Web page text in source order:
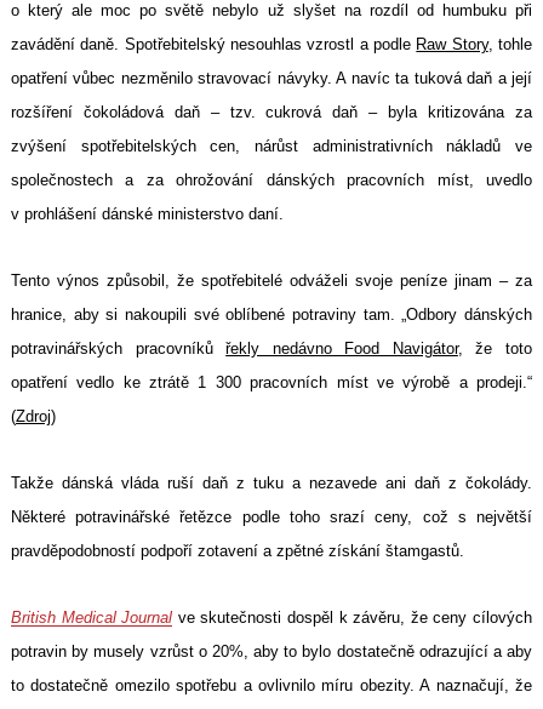
o který ale moc po světě nebylo už slyšet na rozdíl od humbuku při
zavádění daně. Spotřebitelský nesouhlas vzrostl a podle Raw Story, tohle
opatření vůbec nezměnilo stravovací návyky. A navíc ta tuková daň a její
rozšíření čokoládová daň – tzv. cukrová daň – byla kritizována za
zvýšení spotřebitelských cen, nárůst administrativních nákladů ve
společnostech a za ohrožování dánských pracovních míst, uvedlo
v prohlášení dánské ministerstvo daní.
Tento výnos způsobil, že spotřebitelé odváželi svoje peníze jinam – za
hranice, aby si nakoupili své oblíbené potraviny tam. „Odbory dánských
potravinářských pracovníkůřekly nedávno Food Navigátor, že toto
opatření vedlo ke ztrátě 1 300 pracovních míst ve výrobě a prodeji.“
(Zdroj)
Takže dánská vláda ruší daň z tuku a nezavede ani daň z čokolády.
Některé potravinářské řetězce podle toho srazí ceny, což s největší
pravděpodobností podpoří zotavení a zpětné získání štamgastů.
British Medical Journal ve skutečnosti dospěl k závěru, že ceny cílových
potravin by musely vzrůst o 20%, aby to bylo dostatečně odrazující a aby
to dostatečně omezilo spotřebu a ovlivnilo míru obezity. A naznačují, že